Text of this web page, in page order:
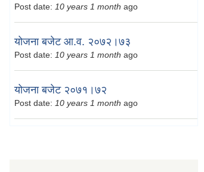
Post date: 10 years 1 month ago
योजना बजेट आ.व. २०७२।७३
Post date: 10 years 1 month ago
योजना बजेट २०७१।७२
Post date: 10 years 1 month ago